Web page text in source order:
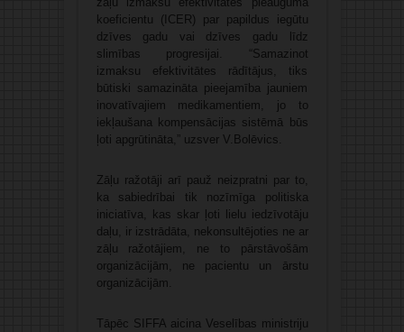
koeficientu (ICER) par papildus iegūtu
dzīves gadu vai dzīves gadu līdz
slimības progresijai. “Samazinot
izmaksu efektivitātes rādītājus, tiks
būtiski samazināta pieejamība jauniem
inovatīvajiem medikamentiem, jo to
iekļaušana kompensācijas sistēmā būs
ļoti apgrūtināta,” uzsver V.Bolēvics.
Zāļu ražotāji arī pauž neizpratni par to,
ka sabiedrībai tik nozīmīga politiska
iniciatīva, kas skar ļoti lielu iedzīvotāju
daļu, ir izstrādāta, nekonsultējoties ne ar
zāļu ražotājiem, ne to pārstāvošām
organizācijām, ne pacientu un ārstu
organizācijām.
Tāpēc SIFFA aicina Veselības ministriju